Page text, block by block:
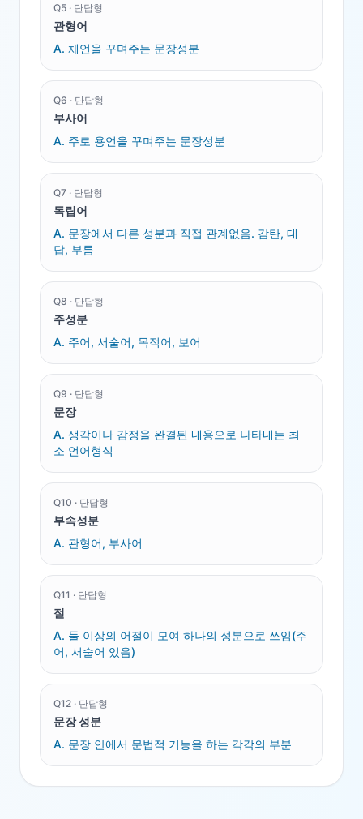
Q5 · 단답형
관형어
A. 체언을 꾸며주는 문장성분
Q6 · 단답형
부사어
A. 주로 용언을 꾸며주는 문장성분
Q7 · 단답형
독립어
A. 문장에서 다른 성분과 직접 관계없음. 감탄, 대
답, 부름
Q8 · 단답형
주성분
A. 주어, 서술어, 목적어, 보어
Q9 · 단답형
문장
A. 생각이나 감정을 완결된 내용으로 나타내는 최
소 언어형식
Q10 · 단답형
부속성분
A. 관형어, 부사어
Q11 · 단답형
절
A. 둘 이상의 어절이 모여 하나의 성분으로 쓰임(주
어, 서술어 있음)
Q12 · 단답형
문장 성분
A. 문장 안에서 문법적 기능을 하는 각각의 부분